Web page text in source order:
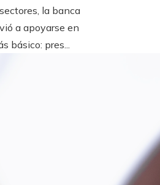
la banca
a apoyarse en
básico: pres...